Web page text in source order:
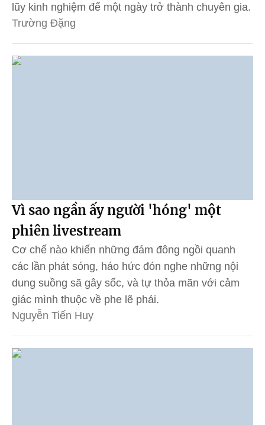
lũy kinh nghiệm để một ngày trở thành chuyên gia.
Trường Đặng
Vì sao ngần ấy người 'hóng' một
phiên livestream
Cơ chế nào khiến những đám đông ngồi quanh
các lần phát sóng, háo hức đón nghe những nội
dung suồng sã gây sốc, và tự thỏa mãn với cảm
giác mình thuộc về phe lẽ phải.
Nguyễn Tiến Huy